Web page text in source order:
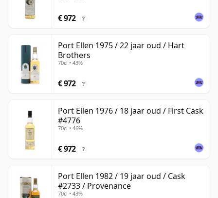
€ 972 ?
Port Ellen 1975 / 22 jaar oud / Hart
Brothers
70cl • 43%
€ 972 ?
Port Ellen 1976 / 18 jaar oud / First Cask
#4776
70cl • 46%
€ 972 ?
Port Ellen 1982 / 19 jaar oud / Cask
#2733 / Provenance
70cl • 43%